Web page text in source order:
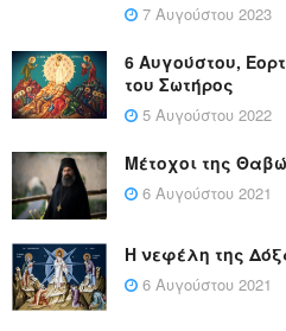
7 Αυγούστου 2023
6 Αυγούστου,
του Σωτήρος
5 Αυγούστου 2022
Μέτοχοι της
6 Αυγούστου 2021
Η νεφέλη της
6 Αυγούστου 2021